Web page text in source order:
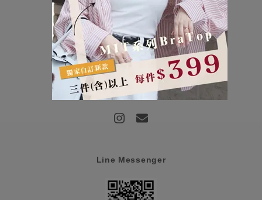
Contact Us
評云有限公司 統編:85107159
營業時間：平日早上9:00-12:00/下午13:00-18:00
客服信箱：haru@haru-fashion.com
客服line：@doi0581j
Line Messenger